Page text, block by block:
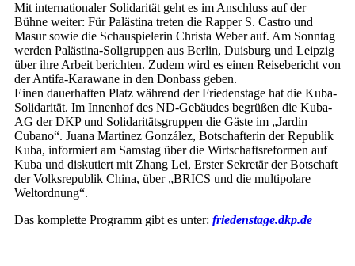
Mit internationaler Solidarität geht es im Anschluss auf der
Bühne weiter: Für Palästina treten die Rapper S. Castro und
Masur sowie die Schauspielerin Christa Weber auf. Am Sonntag
werden Palästina-Soligruppen aus Berlin, Duisburg und Leipzig
über ihre Arbeit berichten. Zudem wird es einen Reisebericht von
der Antifa-Karawane in den Donbass geben.
Einen dauerhaften Platz während der Friedenstage hat die Kuba-
Solidarität. Im Innenhof des ND-Gebäudes begrüßen die Kuba-
AG der DKP und Solidaritätsgruppen die Gäste im „Jardin
Cubano“. Juana Martinez González, Botschafterin der Republik
Kuba, informiert am Samstag über die Wirtschaftsreformen auf
Kuba und diskutiert mit Zhang Lei, Erster Sekretär der Botschaft
der Volksrepublik China, über „BRICS und die multipolare
Weltordnung“.
Das komplette Programm gibt es unter: friedenstage.dkp.de